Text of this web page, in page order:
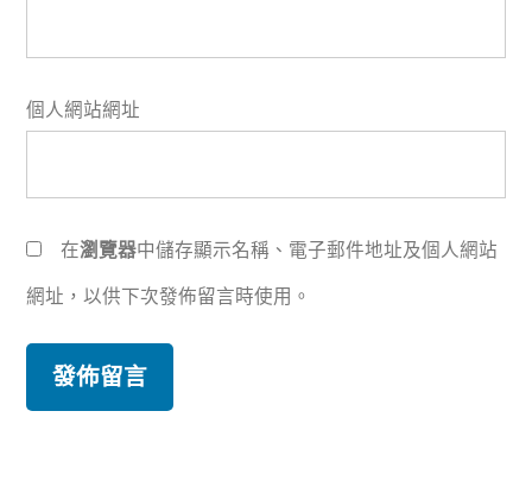
個人網站網址
在瀏覽器中儲存顯示名稱、電子郵件地址及個人網站
網址，以供下次發佈留言時使用。